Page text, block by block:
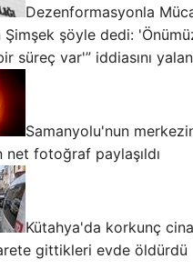
Dezenformasyonla
Şimşek şöyle dedi:
süreç var'” iddiasını
Samanyolu'nun
net fotoğraf paylaşıldı
Kütahya'da korkunç
gittikleri evde öldürdü